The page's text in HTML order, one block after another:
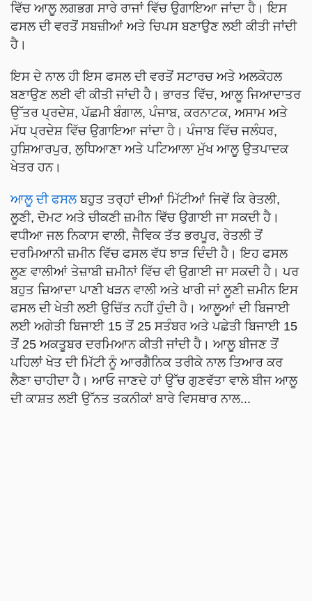
ਵਿੱਚ ਆਲੂ ਲਗਭਗ ਸਾਰੇ ਰਾਜਾਂ ਵਿੱਚ ਉਗਾਇਆ ਜਾਂਦਾ ਹੈ। ਇਸ
ਫਸਲ ਦੀ ਵਰਤੋਂ ਸਬਜ਼ੀਆਂ ਅਤੇ ਚਿਪਸ ਬਣਾਉਣ ਲਈ ਕੀਤੀ ਜਾਂਦੀ
ਹੈ।
ਇਸ ਦੇ ਨਾਲ ਹੀ ਇਸ ਫਸਲ ਦੀ ਵਰਤੋਂ ਸਟਾਰਚ ਅਤੇ ਅਲਕੋਹਲ
ਬਣਾਉਣ ਲਈ ਵੀ ਕੀਤੀ ਜਾਂਦੀ ਹੈ। ਭਾਰਤ ਵਿੱਚ, ਆਲੂ ਜਿਆਦਾਤਰ
ਉੱਤਰ ਪ੍ਰਦੇਸ਼, ਪੱਛਮੀ ਬੰਗਾਲ, ਪੰਜਾਬ, ਕਰਨਾਟਕ, ਅਸਾਮ ਅਤੇ
ਮੱਧ ਪ੍ਰਦੇਸ਼ ਵਿੱਚ ਉਗਾਇਆ ਜਾਂਦਾ ਹੈ। ਪੰਜਾਬ ਵਿੱਚ ਜਲੰਧਰ,
ਹੁਸ਼ਿਆਰਪੁਰ, ਲੁਧਿਆਣਾ ਅਤੇ ਪਟਿਆਲਾ ਮੁੱਖ ਆਲੂ ਉਤਪਾਦਕ
ਖੇਤਰ ਹਨ।
ਆਲੂ ਦੀ ਫਸਲਬਹੁਤ ਤਰ੍ਹਾਂ ਦੀਆਂ ਮਿੱਟੀਆਂ ਜਿਵੇਂ ਕਿ ਰੇਤਲੀ,
ਲੂਣੀ, ਦੋਮਟ ਅਤੇ ਚੀਕਣੀ ਜ਼ਮੀਨ ਵਿੱਚ ਉਗਾਈ ਜਾ ਸਕਦੀ ਹੈ।
ਵਧੀਆ ਜਲ ਨਿਕਾਸ ਵਾਲੀ, ਜੈਵਿਕ ਤੱਤ ਭਰਪੂਰ, ਰੇਤਲੀ ਤੋਂ
ਦਰਮਿਆਨੀ ਜ਼ਮੀਨ ਵਿੱਚ ਫਸਲ ਵੱਧ ਝਾੜ ਦਿੰਦੀ ਹੈ। ਇਹ ਫਸਲ
ਲੂਣ ਵਾਲੀਆਂ ਤੇਜ਼ਾਬੀ ਜ਼ਮੀਨਾਂ ਵਿੱਚ ਵੀ ਉਗਾਈ ਜਾ ਸਕਦੀ ਹੈ। ਪਰ
ਬਹੁਤ ਜ਼ਿਆਦਾ ਪਾਣੀ ਖੜਨ ਵਾਲੀ ਅਤੇ ਖਾਰੀ ਜਾਂ ਲੂਣੀ ਜ਼ਮੀਨ ਇਸ
ਫਸਲ ਦੀ ਖੇਤੀ ਲਈ ਉਚਿੱਤ ਨਹੀਂ ਹੁੰਦੀ ਹੈ। ਆਲੂਆਂ ਦੀ ਬਿਜਾਈ
ਲਈ ਅਗੇਤੀ ਬਿਜਾਈ 15 ਤੋਂ 25 ਸਤੰਬਰ ਅਤੇ ਪਛੇਤੀ ਬਿਜਾਈ 15
ਤੋਂ 25 ਅਕਤੂਬਰ ਦਰਮਿਆਨ ਕੀਤੀ ਜਾਂਦੀ ਹੈ। ਆਲੂ ਬੀਜਣ ਤੋਂ
ਪਹਿਲਾਂ ਖੇਤ ਦੀ ਮਿੱਟੀ ਨੂੰ ਆਰਗੈਨਿਕ ਤਰੀਕੇ ਨਾਲ ਤਿਆਰ ਕਰ
ਲੈਣਾ ਚਾਹੀਦਾ ਹੈ। ਆਓ ਜਾਣਦੇ ਹਾਂ ਉੱਚ ਗੁਣਵੱਤਾ ਵਾਲੇ ਬੀਜ ਆਲੂ
ਦੀ ਕਾਸ਼ਤ ਲਈ ਉੱਨਤ ਤਕਨੀਕਾਂ ਬਾਰੇ ਵਿਸਥਾਰ ਨਾਲ...